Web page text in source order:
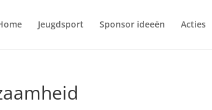
Jeugdsport Sponsor ideeën Acties